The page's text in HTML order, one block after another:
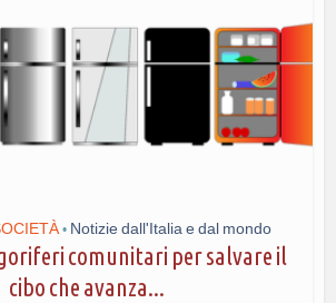
• Notizie dall'Italia e dal mondo
comunitari per salvare il
cibo che avanza...